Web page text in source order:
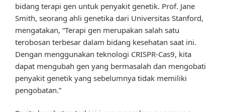
bidang terapi gen untuk penyakit genetik. Prof. Jane
Smith, seorang ahli genetika dari Universitas Stanford,
mengatakan, “Terapi gen merupakan salah satu
terobosan terbesar dalam bidang kesehatan saat ini.
Dengan menggunakan teknologi CRISPR-Cas9, kita
dapat mengubah gen yang bermasalah dan mengobati
penyakit genetik yang sebelumnya tidak memiliki
pengobatan.”